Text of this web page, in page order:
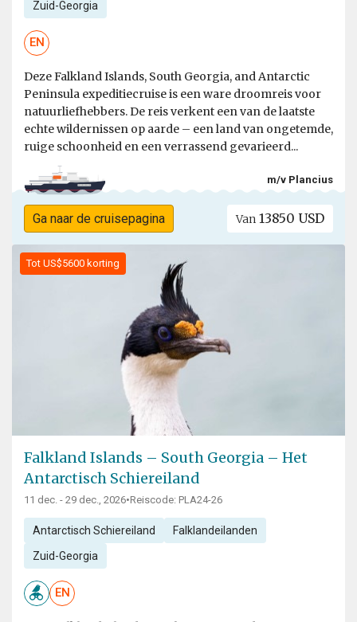
Zuid-Georgia
EN
Deze Falkland Islands, South Georgia, and Antarctic
Peninsula expeditiecruise is een ware droomreis voor
natuurliefhebbers. De reis verkent een van de laatste
echte wildernissen op aarde – een land van ongetemde,
ruige schoonheid en een verrassend gevarieerd...
m/v Plancius
Ga naar de cruisepagina Van 13850 USD
Tot US$5600 korting
Falkland Islands – South Georgia – Het
Antarctisch Schiereiland
11 dec. - 29 dec., 2026•Reiscode: PLA24-26
Antarctisch Schiereiland Falklandeilanden
Zuid-Georgia
EN